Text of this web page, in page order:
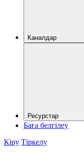
Каналдар
Ресурстар
Баға белгілеу
Кіру Тіркелу